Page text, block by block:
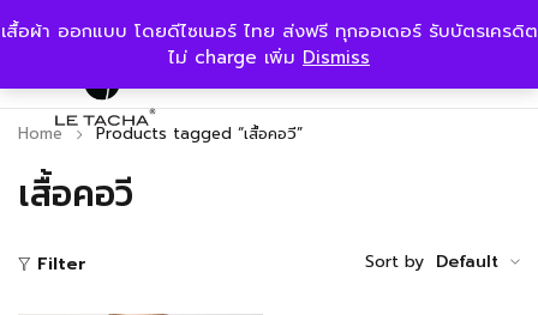
เสื้อผ้า ออกแบบ โดยดีไซเนอร์ ไทย ส่งฟรี ทุกออเดอร์ รับบัตรเครดิต
ไม่ charge เพิ่ม Dismiss
เสื้อคอวี
Home Products tagged “เสื้อคอวี”
Filter Sort by Default